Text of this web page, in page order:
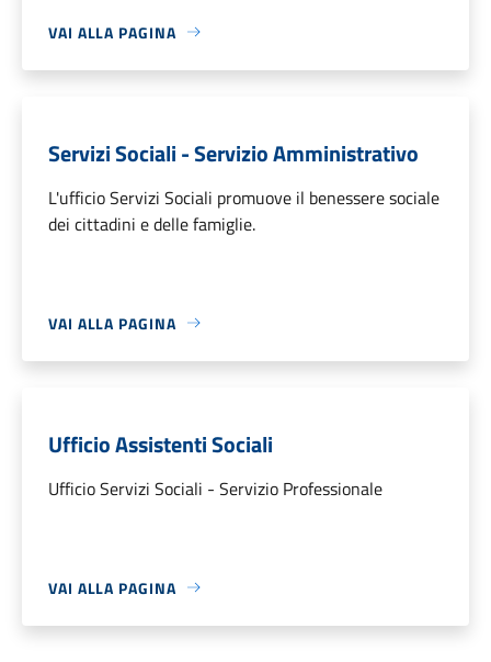
VAI ALLA PAGINA
Servizi Sociali - Servizio Amministrativo
L'ufficio Servizi Sociali promuove il benessere sociale
dei cittadini e delle famiglie.
VAI ALLA PAGINA
Ufficio Assistenti Sociali
Ufficio Servizi Sociali - Servizio Professionale
VAI ALLA PAGINA